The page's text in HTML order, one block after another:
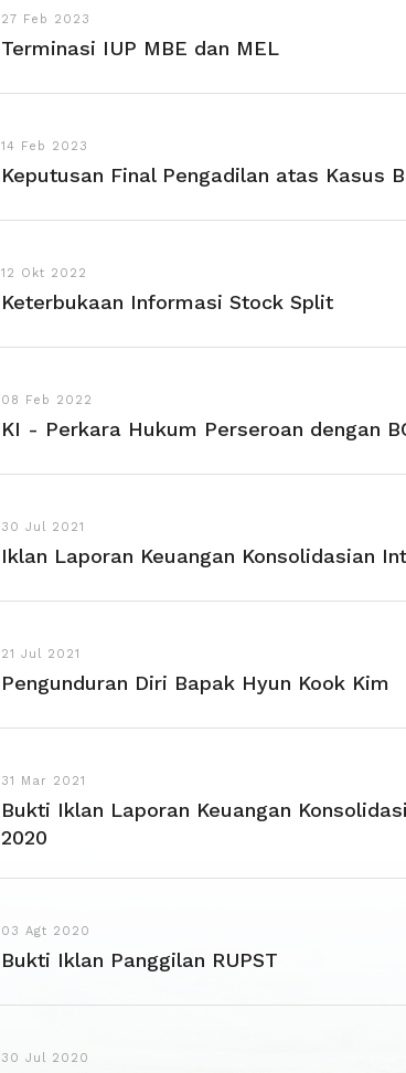
27 Feb 2023
Terminasi IUP MBE dan MEL
14 Feb 2023
Keputusan Final Pengadilan atas Kasus
12 Okt 2022
Keterbukaan Informasi Stock Split
08 Feb 2022
KI - Perkara Hukum Perseroan dengan
30 Jul 2021
Iklan Laporan Keuangan Konsolidasian
21 Jul 2021
Pengunduran Diri Bapak Hyun Kook Kim
31 Mar 2021
Bukti Iklan Laporan Keuangan
2020
03 Agt 2020
Bukti Iklan Panggilan RUPST
30 Jul 2020